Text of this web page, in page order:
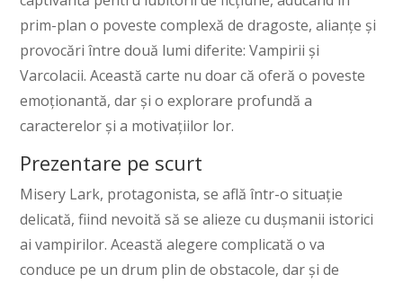
prim-plan o poveste complexă de dragoste, alianțe și
provocări între două lumi diferite: Vampirii și
Varcolacii. Această carte nu doar că oferă o poveste
emoționantă, dar și o explorare profundă a
caracterelor și a motivațiilor lor.
Prezentare pe scurt
Misery Lark, protagonista, se află într-o situație
delicată, fiind nevoită să se alieze cu dușmanii istorici
ai vampirilor. Această alegere complicată o va
conduce pe un drum plin de obstacole, dar și de